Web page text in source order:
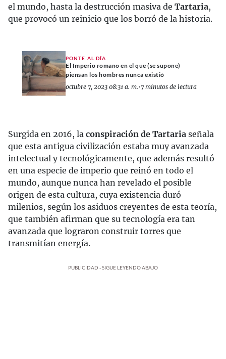
el mundo, hasta la destrucción masiva de Tartaria,
que provocó un reinicio que los borró de la historia.
PONTE AL DÍA
El Imperio romano en el que (se supone)
piensan los hombres nunca existió
octubre 7, 2023 08:31 a. m.•7 minutos de lectura
Surgida en 2016, la conspiración de Tartaria señala
que esta antigua civilización estaba muy avanzada
intelectual y tecnológicamente, que además resultó
en una especie de imperio que reinó en todo el
mundo, aunque nunca han revelado el posible
origen de esta cultura, cuya existencia duró
milenios, según los asiduos creyentes de esta teoría,
que también afirman que su tecnología era tan
avanzada que lograron construir torres que
transmitían energía.
PUBLICIDAD - SIGUE LEYENDO ABAJO